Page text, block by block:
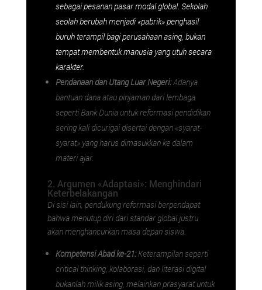
sebagai pesanan pasar modal global. Sekolah
seolah berubah menjadi «pabrik» penghasil
buruh terampil bagi perusahaan asing, bukan
tempat membentuk manusia yang utuh secara
karakter.
Pendanaan dan Utang Luar Negeri:Adanya
bantuan dana atau pinjaman dari lembaga
seperti Bank Dunia untuk reformasi pendidikan
sering kali dicurigai disertai dengan «syarat-
syarat» yang harus dimasukkan ke dalam
materi ajar.
2. Argumen «Adaptasi»: Menghindari
Keterbelakangan
Di sisi lain, pendukung reformasi berpendapat
bahwa menutup diri dari standar global justru
akan menghancurkan masa depan siswa.
Kompetensi Abad ke-21:Keterampilan seperti
critical thinking, kolaborasi, dan literasi digital
bukanlah milik asing, melainkan prasyarat untuk